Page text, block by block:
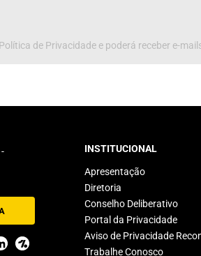
de Privacidade e poderá receber e-
INSTITUCIONAL
Apresentação
Diretoria
Conselho Deliberativo
Portal da Privacidade
Aviso de Privacidade
Trabalhe Conosco